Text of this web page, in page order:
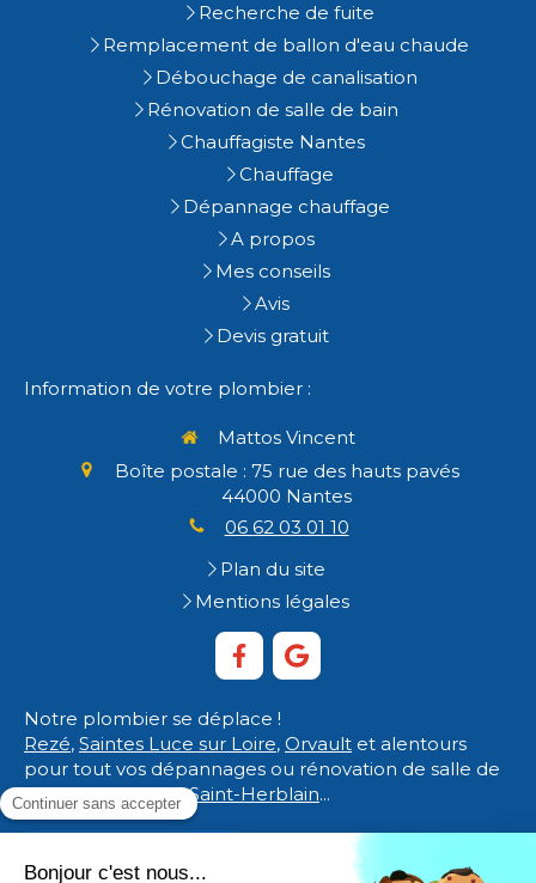
Recherche de fuite
Remplacement de ballon d'eau chaude
Débouchage de canalisation
Rénovation de salle de bain
Chauffagiste Nantes
Chauffage
Dépannage chauffage
A propos
Mes conseils
Avis
Devis gratuit
Information de votre plombier :
Mattos Vincent
Boîte postale : 75 rue des hauts pavés
44000 Nantes
06 62 03 01 10
Plan du site
Mentions légales
Notre plombier se déplace !
Rezé, Saintes Luce sur Loire, Orvault et alentours
pour tout vos dépannages ou rénovation de salle de
bain àCarquefou,Saint-Herblain...